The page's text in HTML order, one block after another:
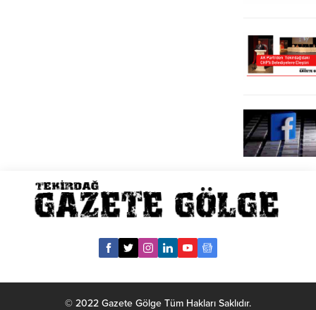
© 2022 Gazete Gölge Tüm Hakları Saklıdır.